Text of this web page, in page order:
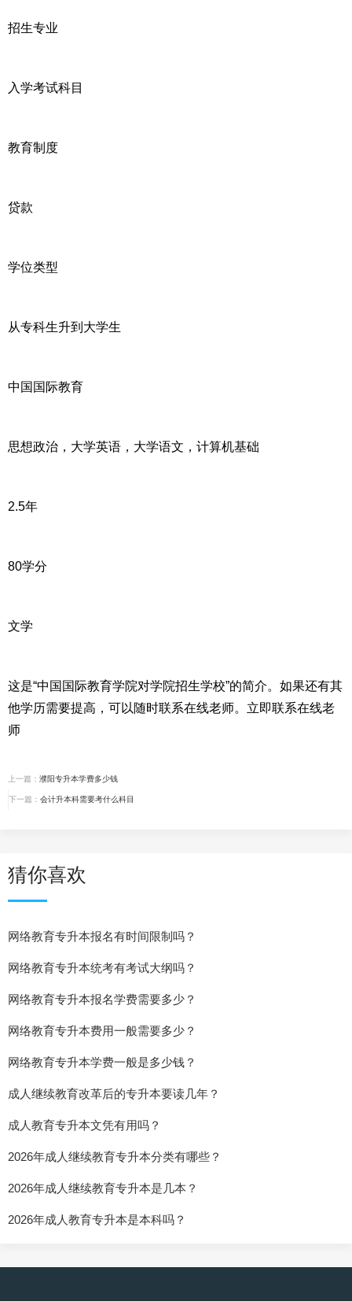
这是“中国国际教育学院对学院招生学校”的简介。如果还有其
他学历需要提高，可以随时联系在线老师。立即联系在线老
上一篇： 濮阳专升本学费多少钱
下一篇： 会计升本科需要考什么科目
猜你喜欢
网络教育专升本报名有时间限制吗？
网络教育专升本统考有考试大纲吗？
网络教育专升本报名学费需要多少？
网络教育专升本费用一般需要多少？
网络教育专升本学费一般是多少钱？
成人继续教育改革后的专升本要读几年？
成人教育专升本文凭有用吗？
2026年成人继续教育专升本分类有哪些？
2026年成人继续教育专升本是几本？
2026年成人教育专升本是本科吗？